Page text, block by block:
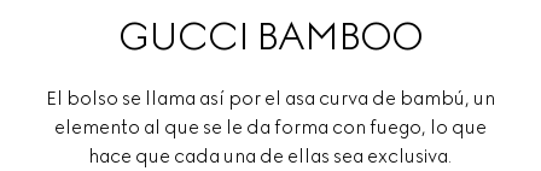
GUCCI BAMBOO
El bolso se llama así por el asa curva de bambú, un
elemento al que se le da forma con fuego, lo que
hace que cada una de ellas sea exclusiva.